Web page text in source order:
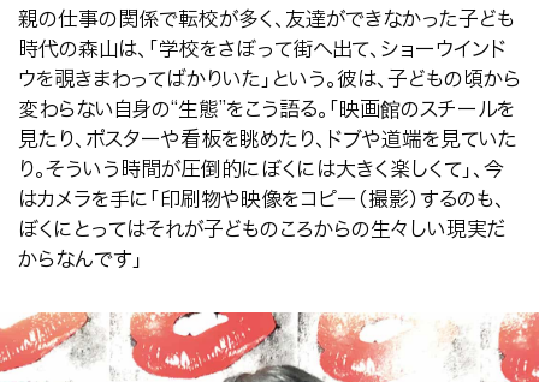
親の仕事の関係で転校が多く、友達ができなかった子ども
時代の森山は、「学校をさぼって街へ出て、ショーウインド
ウを覗きまわってばかりいた」という。彼は、子どもの頃から
変わらない自身の“生態”をこう語る。「映画館のスチールを
見たり、ポスターや看板を眺めたり、ドブや道端を見ていた
り。そういう時間が圧倒的にぼくには大きく楽しくて」、今
はカメラを手に「印刷物や映像をコピー（撮影）するのも、
ぼくにとってはそれが子どものころからの生々しい現実だ
からなんです」